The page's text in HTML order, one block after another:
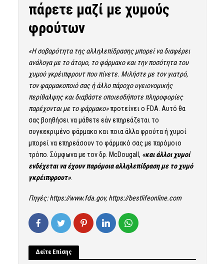
πάρετε μαζί με χυμούς
φρούτων
«Η σοβαρότητα της αλληλεπίδρασης μπορεί να διαφέρει
ανάλογα με το άτομο, το φάρμακο και την ποσότητα του
χυμού γκρέιπφρουτ που πίνετε. Μιλήστε με τον γιατρό,
τον φαρμακοποιό σας ή άλλο πάροχο υγειονομικής
περίθαλψης και διαβάστε οποιεσδήποτε πληροφορίες
παρέχονται με το φάρμακο»προτείνει ο FDA. Αυτό θα
σας βοηθήσει να μάθετε εάν επηρεάζεται το
συγκεκριμένο φάρμακο και ποια άλλα φρούτα ή χυμοί
μπορεί να επηρεάσουν το φάρμακό σας με παρόμοιο
τρόπο. Σύμφωνα με τον δρ. McDougall, «και άλλοι χυμοί
ενδέχεται να έχουν παρόμοια αλληλεπίδραση με το χυμό
γκρέιπφρουτ».
Πηγές:https://www.fda.gov, https://bestlifeonline.com
Δείτε Επίσης